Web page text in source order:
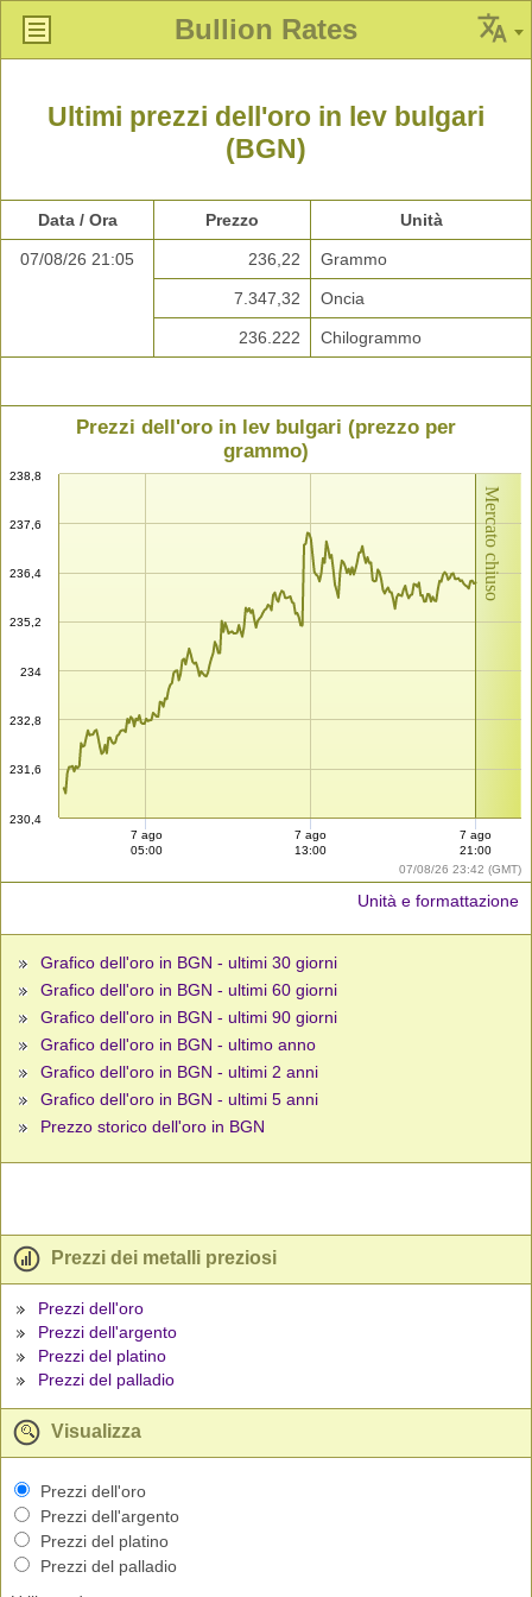
Bullion Rates
Ultimi prezzi dell'oro in lev bulgari
(BGN)
Data / Ora Prezzo Unità
07/08/26 21:05 236,22 Grammo
7.347,32 Oncia
236.222 Chilogrammo
Mercato chiuso
07/08/26 23:42 (GMT)
Prezzi dell'oro in lev bulgari (prezzo per
grammo)
230,4
231,6
232,8
234
235,2
236,4
237,6
238,8
7 ago
05:00
7 ago
13:00
7 ago
21:00
Unità e formattazione
Grafico dell'oro in BGN - ultimi 30 giorni
Grafico dell'oro in BGN - ultimi 60 giorni
Grafico dell'oro in BGN - ultimi 90 giorni
Grafico dell'oro in BGN - ultimo anno
Grafico dell'oro in BGN - ultimi 2 anni
Grafico dell'oro in BGN - ultimi 5 anni
Prezzo storico dell'oro in BGN
Prezzi dei metalli preziosi
Prezzi dell'oro
Prezzi dell'argento
Prezzi del platino
Prezzi del palladio
Visualizza
Prezzi dell'oro
Prezzi dell'argento
Prezzi del platino
Prezzi del palladio